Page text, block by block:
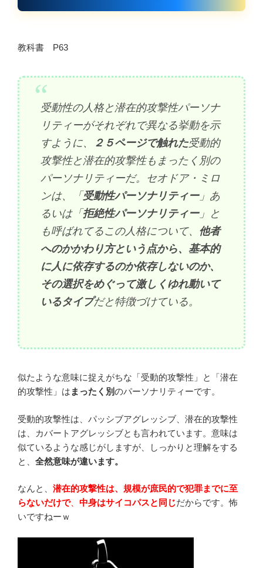
教科書 P63
受動性の人格と潜在的攻撃性パーソナ
リティーがそれぞれで異なる挙動を示
すように、
２５ページで触れた受動的
攻撃性と潜在的攻撃性もまったく別の
パーソナリティーだ。セオドア・ミロ
ンは、「 受動性パーソナリティー」あ
るいは「 拒絶性パーソナリティー」と
も呼ばれてるこの人格について、 他者
へのかかわり方という点から、基本的
に人に依存するのか依存しないのか、
その選択をめぐって激しくゆれ動いて
いるタイプだと特徴づけている。
似たような意味に捉えがちな「受動的攻撃性」と「潜在
的攻撃性」は まったく別のパーソナリティーです。
受動的攻撃性は、パッシブアグレッシブ、潜在的攻撃性
は、カバートアグレッシブとも言われています。意味は
似ているような感じがしますが、しっかりと理解をする
と、 全然意味が違います。
なんと、 潜在的攻撃性は、規模が庶民的で犯罪までに至
らないだけで、 中身はサイコパスと同じだからです。怖
いですねーｗ